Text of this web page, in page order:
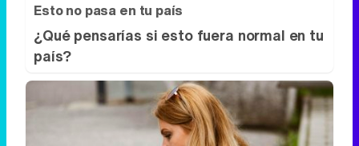
Esto no pasa en tu país
¿Qué pensarías si esto fuera normal en tu
país?